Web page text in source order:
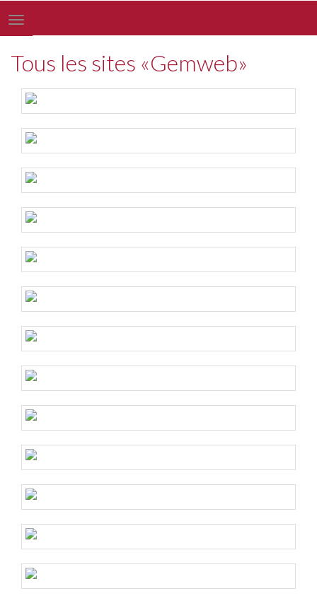
Toggle
navigation
Tous les sites «Gemweb»